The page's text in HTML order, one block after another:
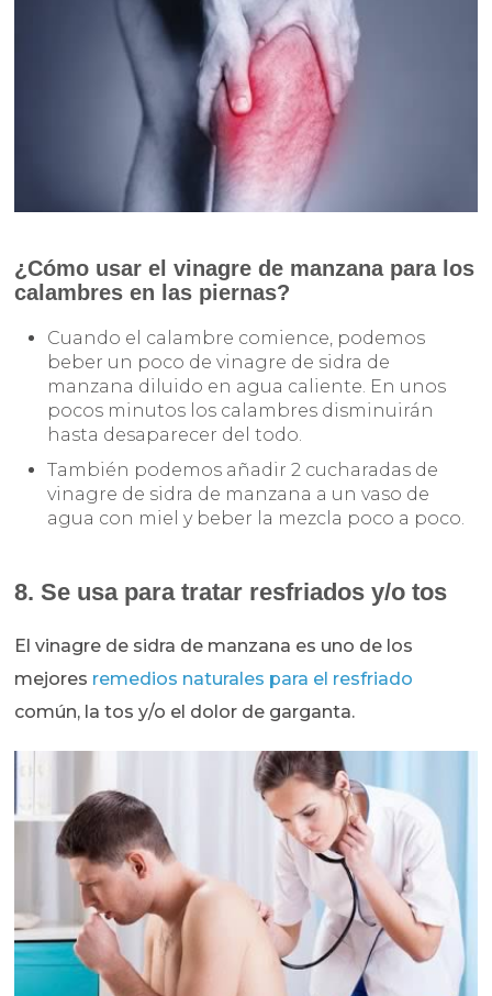
¿Cómo usar el vinagre de manzana para los
calambres en las piernas?
Cuando el calambre comience, podemos
beber un poco de vinagre de sidra de
manzana diluido en agua caliente. En unos
pocos minutos los calambres disminuirán
hasta desaparecer del todo.
También podemos añadir 2 cucharadas de
vinagre de sidra de manzana a un vaso de
agua con miel y beber la mezcla poco a poco.
8. Se usa para tratar resfriados y/o tos
El vinagre de sidra de manzana es uno de los
mejores remedios naturales para el resfriado
común, la tos y/o el dolor de garganta.